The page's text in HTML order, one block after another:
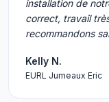
installation de
correct, travail
recommandons
Kelly N.
EURL Jumeaux Eric